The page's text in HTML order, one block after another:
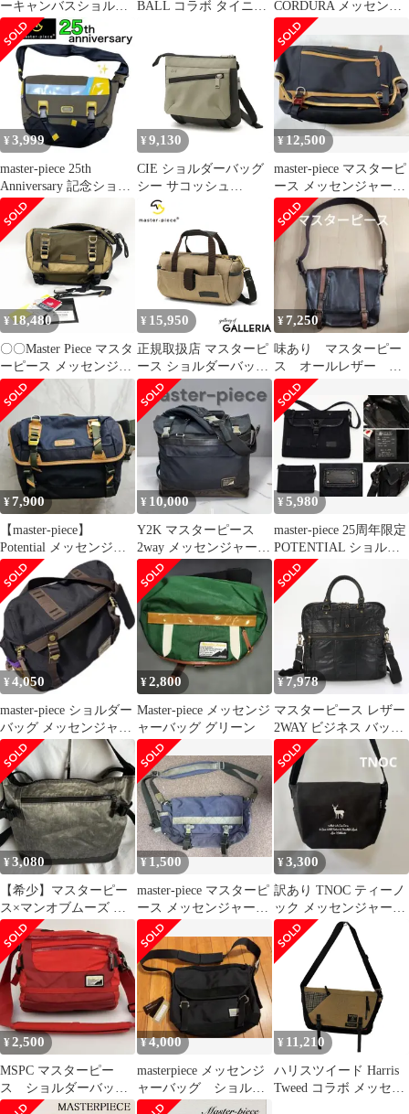
ーキャンバスショルダ
ーバッグ難あり
BALL コラボ タイニー CORDURA メッセンジ
ャーバッグ 黒
¥ 3,999
master-piece 25th
Anniversary 記念ショル
ダーバッグ
¥ 9,130
CIE ショルダーバッグ
シー サコッシュ
VARIOUS MINI
SHOULDER-01 ミニシ
ョルダー 斜めがけ 小さ
め 防水 軽量 メンズ レ
ディース 021803
GRAY(15)
¥12,500
master-piece マスターピ
ース メッセンジャーバ
ッグ ショルダーバッグ
¥ 18,480
〇〇Master Piece マスタ
ーピース メッセンジャ
ーバッグ 01756-v3 オリ
ーブ
¥ 15,950
正規取扱店 マスターピ
ース ショルダーバッグ
メンズ レディース 軽い
小さい master-piece バ
ッグ link 2WAY ボスト
ン 日本製 02353-v2
BEIGE
¥7,250
味あり マスターピー
ス オールレザー シ
ョルダーバッグ メッ
センジャーバッグ
¥7,900
【master-piece】
Potential メッセンジャ
ーバッグ ネイビー
¥ 10,000
Y2K マスターピース
2way メッセンジャーバ
ッグ トート バックル
テック
¥5,980
master-piece 25周年限定
POTENTIAL ショルダ
ーバッグ 黒
¥ 4,050
master-piece ショルダー
バッグ メッセンジャー
バッグ 未使用 日本
製
¥2,800
Master-piece メッセンジ
ャーバッグ グリーン
¥7,978
マスターピース レザー
2WAY ビジネス バッグ
斜め掛け ショルダー 書
類鞄 トート 通勤 本革
ブラック 黒 A4 メンズ
MMM AX37-7【中古】
¥3,080
【希少】マスターピー
ス×マンオブムーズ コ
ラボ ショルダーバッグ
メッセンジャー
¥1,500
master-piece マスターピ
ース メッセンジャーバ
ッグ
¥3,300
訳あり TNOC ティーノ
ック メッセンジャーバ
ッグ 北海道 ショルダー
バッグ
¥2,500
MSPC マスターピー
ス ショルダーバッ
グ メッセンジャーバ
¥4,000
masterpiece メッセンジ
ャーバッグ ショルダ
ーバッグ ナイロン
¥ 11,210
ハリスツイード Harris
Tweed コラボ メッセン